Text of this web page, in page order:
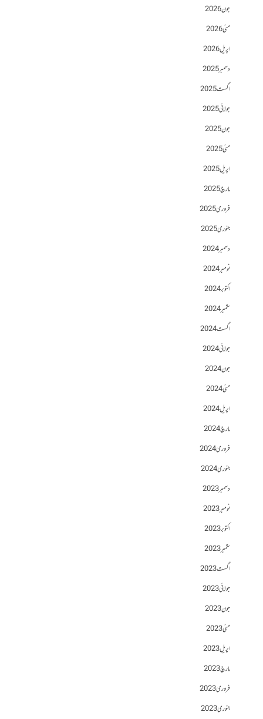
جون 2026
مئی 2026
اپریل 2026
دسمبر 2025
اگست 2025
جولائی 2025
جون 2025
مئی 2025
اپریل 2025
مارچ 2025
فروری 2025
جنوری 2025
دسمبر 2024
نومبر 2024
اکتوبر 2024
ستمبر 2024
اگست 2024
جولائی 2024
جون 2024
مئی 2024
اپریل 2024
مارچ 2024
فروری 2024
جنوری 2024
دسمبر 2023
نومبر 2023
اکتوبر 2023
ستمبر 2023
اگست 2023
جولائی 2023
جون 2023
مئی 2023
اپریل 2023
مارچ 2023
فروری 2023
جنوری 2023